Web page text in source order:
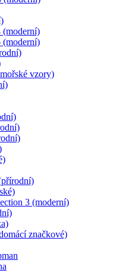
(moderní)
(moderní)
vzory)
3 (moderní)
značkové)